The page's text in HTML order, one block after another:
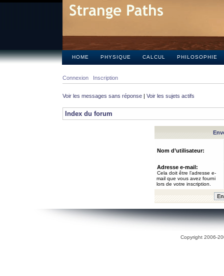
HOME PHYSIQUE CALCUL PHILOSOPHIE
Connexion Inscription
Voir les messages sans réponse | Voir les sujets actifs
Index du forum
Nom d’utilisateur:
Adresse e-mail:
Cela doit être l’adresse e-
mail que vous avez fourni
lors de votre inscription.
Copyright 2006-